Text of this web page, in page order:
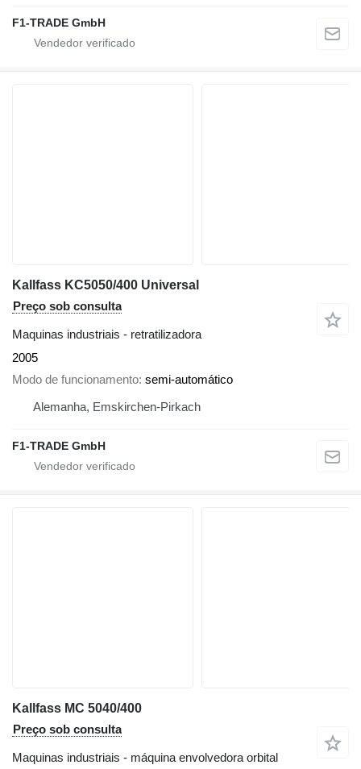
F1-TRADE GmbH
Kallfass KC5050/400 Universal
Preço sob consulta
Maquinas industriais - retratilizadora
2005
Modo de funcionamento semi-automático
Alemanha, Emskirchen-Pirkach
F1-TRADE GmbH
Kallfass MC 5040/400
Preço sob consulta
Maquinas industriais - máquina envolvedora orbital